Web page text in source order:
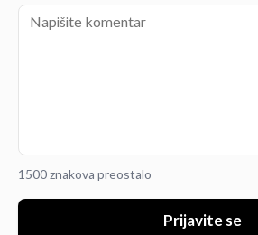
1500 znakova preostalo
Prijavite se